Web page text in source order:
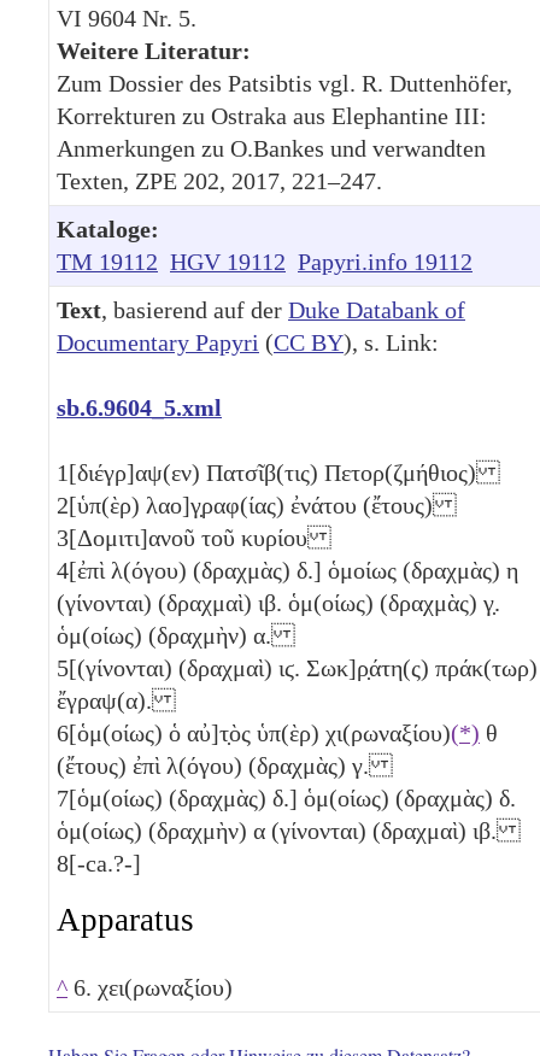
VI 9604 Nr. 5.
Weitere Literatur:
Zum Dossier des Patsibtis vgl. R. Duttenhöfer,
Korrekturen zu Ostraka aus Elephantine III:
Anmerkungen zu O.Bankes und verwandten
Texten, ZPE 202, 2017, 221–247.
Kataloge:
TM 19112 HGV 19112 Papyri.info 19112
Text, basierend auf der Duke Databank of
Documentary Papyri (CC BY), s. Link:
sb.6.9604_5.xml
1[διέγρ]αψ(εν) Πατσῖβ(τις) Πετορ(ζμήθιος)
2[ὑπ(ὲρ) λαο]γ̣ραφ(ίας) ἐνάτου (ἔτους)
3[Δομιτι]ανοῦ τοῦ κυρίου
4[ἐπὶ λ(όγου) (δραχμὰς) δ.] ὁμοίως (δραχμὰς) η
(γίνονται) (δραχμαὶ) ιβ. ὁμ(οίως) (δραχμὰς) γ̣.
ὁμ(οίως) (δραχμὴν) α.
5[(γίνονται) (δραχμαὶ) ιϛ. Σωκ]ρ̣άτη(ς) πράκ(τωρ)
ἔγραψ(α).
6[ὁμ(οίως) ὁ αὐ]τ̣ὸς ὑπ(ὲρ) χι(ρωναξίου)(*) θ
(ἔτους) ἐπὶ λ(όγου) (δραχμὰς) γ.
7[ὁμ(οίως) (δραχμὰς) δ.] ὁμ(οίως) (δραχμὰς) δ.
ὁμ(οίως) (δραχμὴν) α (γίνονται) (δραχμαὶ) ιβ.
8[-ca.?-]
Apparatus
^ 6. χει(ρωναξίου)